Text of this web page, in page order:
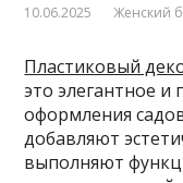
10.06.2025 Женский
Пластиковый
это элегантное
оформления
добавляют
выполняют